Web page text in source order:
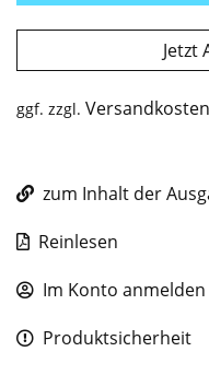
Jetzt
ggf. zzgl.
zum Inhalt der
Reinlesen
Im Konto
Produktsicherheit